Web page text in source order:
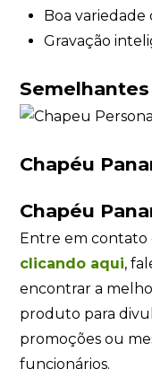
Boa variedade
Gravação
Semelhantes
Chapéu
Chapéu
Entre em contato
clicando aqui,
encontrar a
produto para
promoções ou
funcionários.